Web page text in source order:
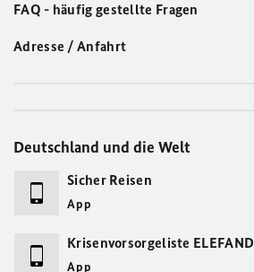
FAQ - häufig gestellte Fragen
Adresse / Anfahrt
Deutschland und die Welt
Sicher Reisen
App
Krisenvorsorgeliste ELEFAND
App